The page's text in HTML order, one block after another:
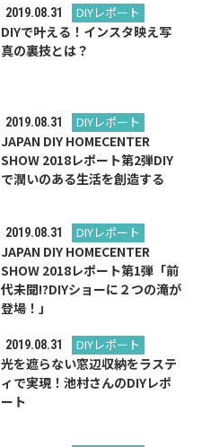
2019.08.31 DIYレポート
DIYで叶える！インスタ映え写
真の裏技とは？
2019.08.31 DIYレポート
JAPAN DIY HOMECENTER
SHOW 2018レポート第2弾DIY
で潤いのある生活を創造する
2019.08.31 DIYレポート
JAPAN DIY HOMECENTER
SHOW 2018レポート第1弾「前
代未聞!?DIYショーに２つの滝が
登場！」
2019.08.31 DIYレポート
光を遮らない窓辺収納をラステ
ィで実現！池村さんのDIYレポ
ート